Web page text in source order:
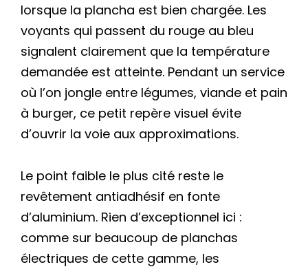
lorsque la plancha est bien chargée. Les
voyants qui passent du rouge au bleu
signalent clairement que la température
demandée est atteinte. Pendant un service
où l’on jongle entre légumes, viande et pain
à burger, ce petit repère visuel évite
d’ouvrir la voie aux approximations.
Le point faible le plus cité reste le
revêtement antiadhésif en fonte
d’aluminium. Rien d’exceptionnel ici :
comme sur beaucoup de planchas
électriques de cette gamme, les